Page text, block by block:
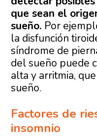
que sean el
sueño. Por
la disfunción
síndrome de
del sueño puede
alta y arritmia,
sueño.
Factores de
insomnio